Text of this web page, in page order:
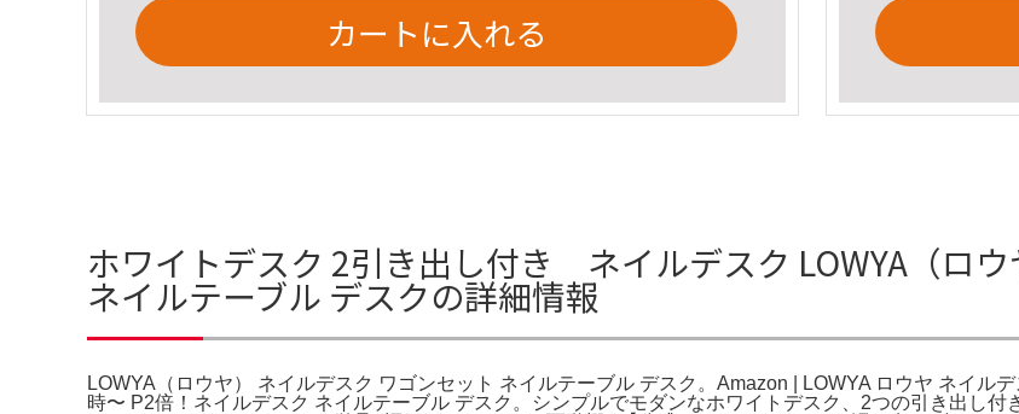
カートに入れる
ホワイトデスク 2引き出し付き ネイルデスク LOWYA（ロ
ネイルテーブル デスクの詳細情報
LOWYA（ロウヤ） ネイルデスク ワゴンセット ネイルテーブル デスク。Amazon | LOWYA ロウヤ ネイル
時〜 P2倍！ネイルデスク ネイルテーブル デスク。シンプルでモダンなホワイトデスク、2つの引き出し